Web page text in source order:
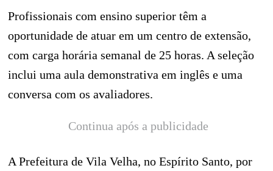
Profissionais com ensino superior têm a
oportunidade de atuar em um centro de extensão,
com carga horária semanal de 25 horas. A seleção
inclui uma aula demonstrativa em inglês e uma
conversa com os avaliadores.
Continua após a publicidade
A Prefeitura de Vila Velha, no Espírito Santo, por